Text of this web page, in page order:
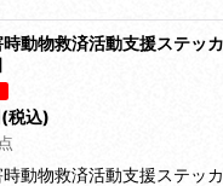
動物救済活動支援ステッ
(税込)
動物救済活動支援ステッ